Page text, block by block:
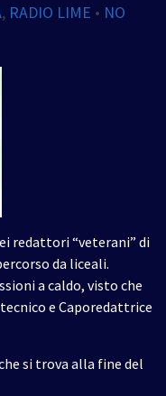
, RADIO LIME • NO
redattori “veterani” di
da liceali.
a caldo, visto che
e Caporedattrice
si trova alla fine del